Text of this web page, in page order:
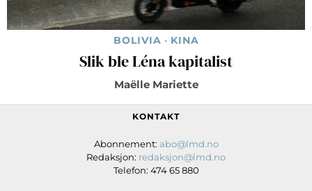
BOLIVIA · KINA
Slik ble Léna kapitalist
Maëlle Mariette
KONTAKT
Abonnement: abo@lmd.no
Redaksjon: redaksjon@lmd.no
Telefon: 474 65 880